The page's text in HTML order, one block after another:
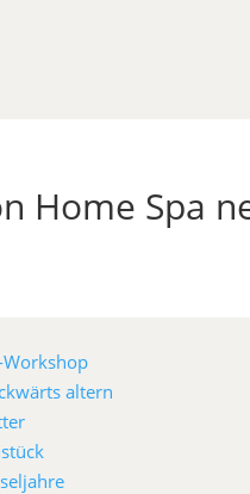
Home Spa
altern